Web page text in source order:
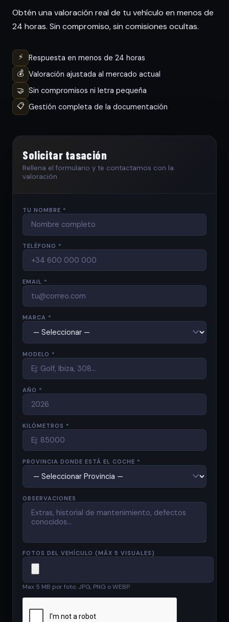
Obtén una valoración real de tu vehículo en menos de
24 horas. Sin compromiso, sin comisiones ocultas.
⚡
Respuesta en menos de 24 horas
💰 Valoración ajustada al mercado actual
🤝 Sin compromisos ni letra pequeña
📋 Gestión completa de la documentación
Solicitar tasación
Rellena el formulario y te contactamos con la
valoración
TU NOMBRE *
TELÉFONO *
EMAIL *
MARCA *
MODELO *
AÑO *
KILÓMETROS *
PROVINCIA DONDE ESTÁ EL COCHE *
OBSERVACIONES
FOTOS DEL VEHÍCULO (MÁX 5 VISUALES)
Max 5 MB por foto. JPG, PNG o WEBP.